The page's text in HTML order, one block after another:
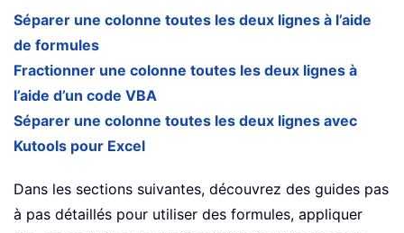
Séparer une colonne toutes les deux lignes à l’aide
de formules
Fractionner une colonne toutes les deux lignes à
l’aide d’un code VBA
Séparer une colonne toutes les deux lignes avec
Kutools pour Excel
Dans les sections suivantes, découvrez des guides pas
à pas détaillés pour utiliser des formules, appliquer